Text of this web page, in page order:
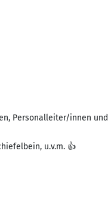
Personalleiter/innen und
u.v.m. 👍